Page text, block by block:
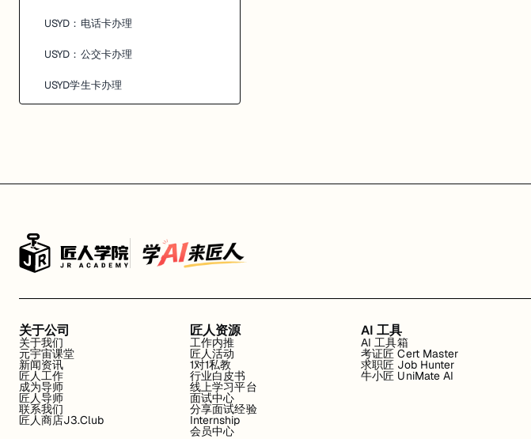
USYD：电话卡办理
USYD：公交卡办理
USYD学生卡办理
USYD出行指南
USYD美食指南
USYD购物指南
USYD超市介绍
USYD校内活动
USYD社团活动
关于公司
关于我们
元宇宙课堂
新闻资讯
匠人工作
成为导师
匠人导师
联系我们
匠人商店J3.Club
匠人资源
工作内推
匠人活动
1对1私教
行业白皮书
线上学习平台
面试中心
分享面试经验
Internship
会员中心
AI 工具
AI 工具箱
考证匠 Cert Master
求职匠 Job Hunter
牛小匠 UniMate AI